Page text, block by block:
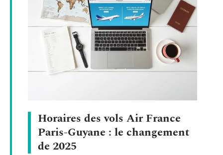
Horaires des vols Air France
Paris-Guyane : le changement
de 2025